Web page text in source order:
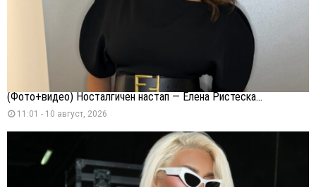
(Фото+видео) Носталгичен настап — Елена Ристеска...
11:01 - 10 август, 2026